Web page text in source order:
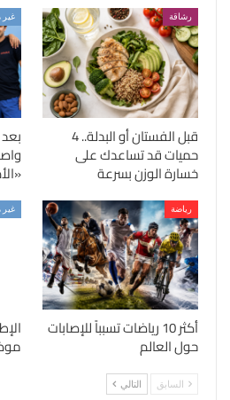
رشاقة
قبل الفستان أو البدلة.. 4
حميات قد تساعدك على
خسارة الوزن بسرعة
رياضة
أكثر 10 رياضات تسبباً للإصابات
حول العالم
السابق التالي